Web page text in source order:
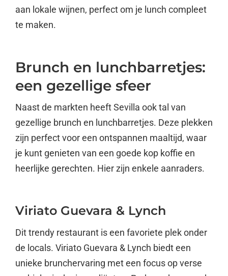
aan lokale wijnen, perfect om je lunch compleet
te maken.
Brunch en lunchbarretjes:
een gezellige sfeer
Naast de markten heeft Sevilla ook tal van
gezellige brunch en lunchbarretjes. Deze plekken
zijn perfect voor een ontspannen maaltijd, waar
je kunt genieten van een goede kop koffie en
heerlijke gerechten. Hier zijn enkele aanraders.
Viriato Guevara & Lynch
Dit trendy restaurant is een favoriete plek onder
de locals. Viriato Guevara & Lynch biedt een
unieke brunchervaring met een focus op verse